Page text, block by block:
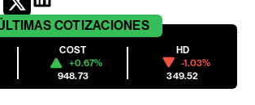
COTIZACIONES
COST
+0.67%
948.73
HD
-1.03%
349.52